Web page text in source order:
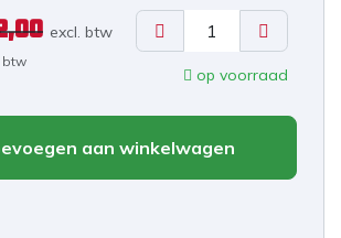
excl. btw
btw
op voorraad
aan winkelwagen